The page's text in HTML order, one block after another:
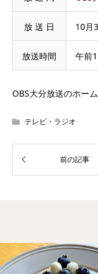
放 送 日 10月
放送時間 午前
OBS大分放送のホー
テレビ・ラジオ